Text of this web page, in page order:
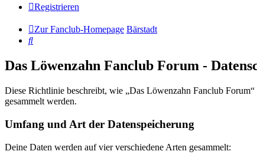
Registrieren
Zur Fanclub-Homepage Bärstadt
Suche
Das Löwenzahn Fanclub Forum -
Diese Richtlinie beschreibt, wie „Das Löwenzahn Fanclub
gesammelt werden.
Umfang und Art der Datenspeicherung
Deine Daten werden auf vier verschiedene Arten gesammelt: